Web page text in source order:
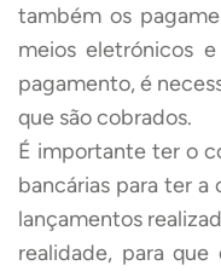
também os
meios eletrónicos
pagamento, é
que são cobrados.
É importante ter o
bancárias para ter
lançamentos
realidade, para